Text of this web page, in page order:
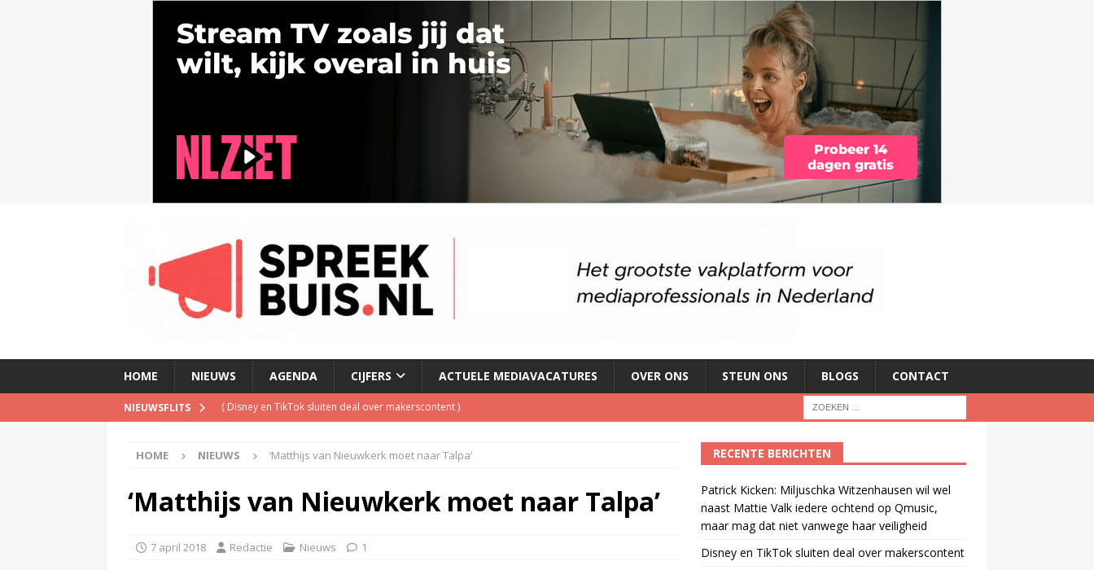
HOME NIEUWS AGENDA CIJFERS ACTUELE MEDIAVACATURES OVER ONS STEUN ONS BLOGS CONTACT
NIEUWSFLITS ( Disney en TikTok sluiten deal over makerscontent)
(Ronald Vecht (Juridische Zaken #13): 11 augustus Wenen, 15 september Hilversum, Twee
publieke omroepen, twee bezuinigingen
(
( Patrick Kicken: Miljuschka Witzenhausen wil wel naast Mattie Valk iedere ochtend op Qmusic,
HOME NIEUWS ‘Matthijs van Nieuwkerk moet naar Talpa’
‘Matthijs van Nieuwkerk moet naar Talpa’
7 april 2018 Redactie Nieuws 1
RECENTE BERICHTEN
Patrick Kicken: Miljuschka Witzenhausen wil wel
naast Mattie Valk iedere ochtend op Qmusic,
maar mag dat niet vanwege haar veiligheid
Disney en TikTok sluiten deal over makerscontent